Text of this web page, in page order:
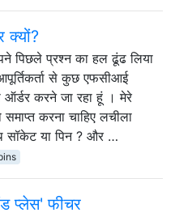
क्यों?
पिछले प्रश्न का हल ढूंढ लिया
से कुछ एफसीआई
ऑर्डर करने जा रहा हूं । मेरे
करना चाहिए लचीला
सॉकेट या पिन ? और …
प्लेस' फीचर